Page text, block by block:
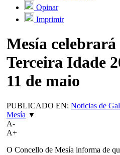
Opinar
Imprimir
Mesía celebrará
Terceira Idade
11 de maio
PUBLICADO EN: Noticias de
Mesía ▼
A-
A+
O Concello de Mesía informa de